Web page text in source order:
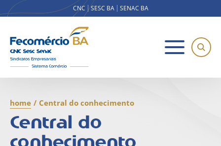
CNC SESC BA SENAC BA
home / Central do conhecimento
Central do